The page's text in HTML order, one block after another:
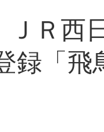
ＪＲ西
録「